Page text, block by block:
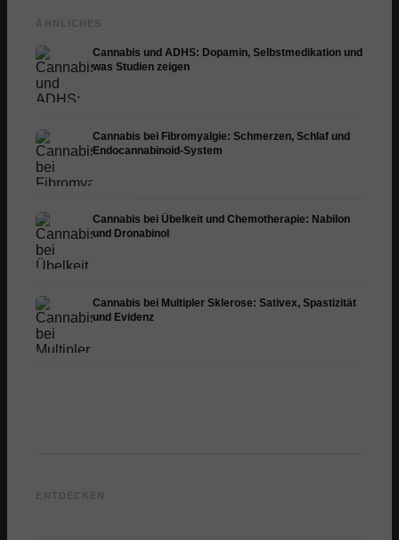
ÄHNLICHES
Cannabis und ADHS: Dopamin, Selbstmedikation und
was Studien zeigen
Cannabis bei Fibromyalgie: Schmerzen, Schlaf und
Endocannabinoid-System
Cannabis bei Übelkeit und Chemotherapie: Nabilon
und Dronabinol
Cannabis bei Multipler Sklerose: Sativex, Spastizität
und Evidenz
ENTDECKEN
Stand der Forschung